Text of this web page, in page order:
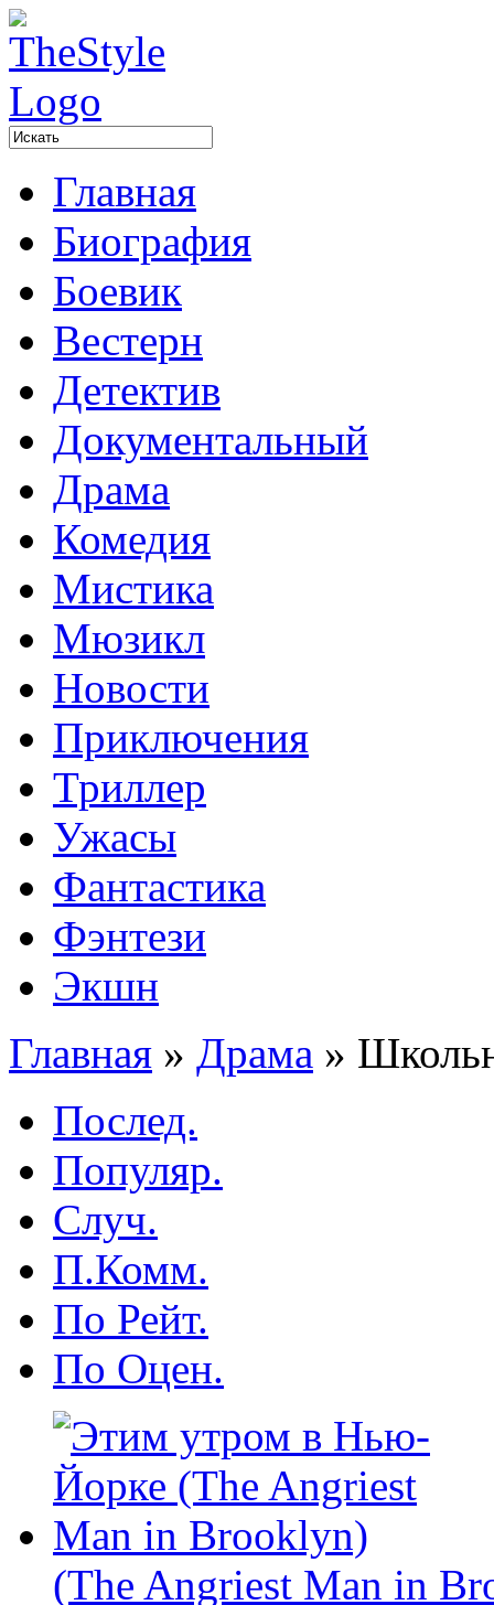
Главная
Биография
Боевик
Вестерн
Детектив
Документальный
Драма
Комедия
Мистика
Мюзикл
Новости
Приключения
Триллер
Ужасы
Фантастика
Фэнтези
Экшн
Главная » Драма »
Послед.
Популяр.
Случ.
П.Комм.
По Рейт.
По Оцен.
(The Angriest Man in